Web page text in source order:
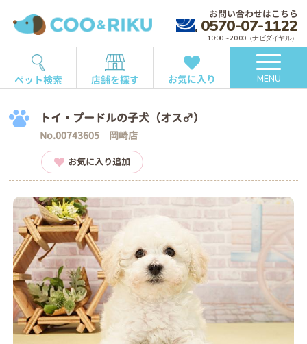
お問い合わせはこちら
0570-07-1122
10:00～20:00（ナビダイヤル）
ペット検索 店舗を探す お気に入り MENU
トイ・プードルの子犬（オス♂）
No.00743605 岡崎店
お気に入り追加